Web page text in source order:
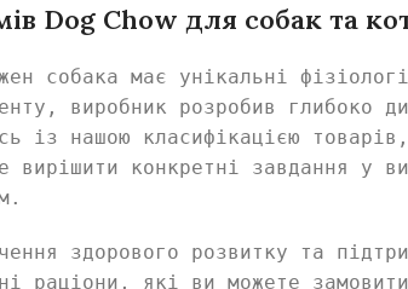
Dog Chow для собак та
собака має унікальні
виробник розробив глибоко
із нашою класифікацією
вирішити конкретні завдання у
здорового розвитку та
раціони, які ви можете